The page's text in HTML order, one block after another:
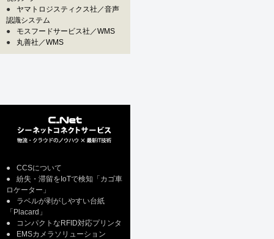
●
ヤマトロジスティクス社／音声
認識システム
●
モスフードサービス社／WMS
●
丸善社／WMS
●
CCSについて
●
紛失・滞留をIoTで検知「カゴ車
ロケーター」
●
ラベルが剥がしやすい台紙
「Placard」
●
コンパクトなRFID対応プリンタ
●
EMSカメラソリューション